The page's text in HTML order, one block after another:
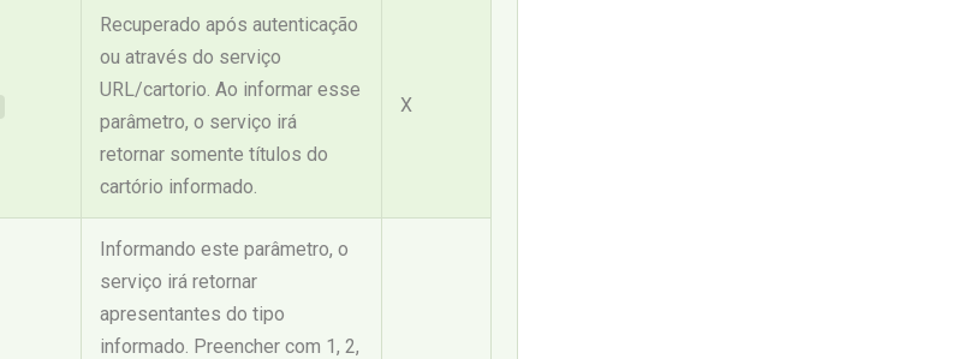
Recuperado após autenticação
ou através do serviço
URL/cartorio. Ao informar esse
parâmetro, o serviço irá
retornar somente títulos do
cartório informado.
X
Informando este parâmetro, o
serviço irá retornar
apresentantes do tipo
informado. Preencher com 1, 2,